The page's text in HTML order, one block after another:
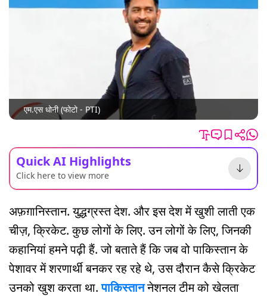
एम.एस धोनी (फोटो - PTI)
Quick AI Highlights
Click here to view more
अफ़ग़ानिस्तान. युद्धग्रस्त देश. और इस देश में खुशी लाती एक
चीज़, क्रिकेट. कुछ लोगों के लिए. उन लोगों के लिए, जिनकी
कहानियां हमने पढ़ी हैं. जो बताते हैं कि जब वो पाकिस्तान के
पेशावर में शरणार्थी बनकर रह रहे थे, उस दौरान कैसे क्रिकेट
उनको खुश करता था.पाकिस्ताननेशनल टीम को खेलता